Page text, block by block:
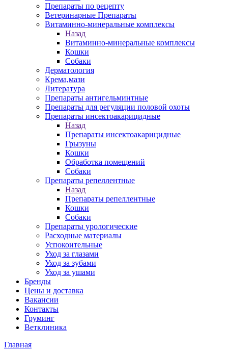
Препараты по рецепту
Ветеринарные Препараты
Витаминно-минеральные комплексы
Назад
Витаминно-минеральные комплексы
Кошки
Собаки
Дерматология
Крема,мази
Литература
Препараты антигельминтные
Препараты для регуляции половой охоты
Препараты инсектоакарицидные
Назад
Препараты инсектоакарицидные
Грызуны
Кошки
Обработка помещений
Собаки
Препараты репеллентные
Назад
Препараты репеллентные
Кошки
Собаки
Препараты урологические
Расходные материалы
Успокоительные
Уход за глазами
Уход за зубами
Уход за ушами
Бренды
Цены и доставка
Вакансии
Контакты
Груминг
Ветклиника
Главная